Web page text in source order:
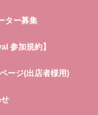
ター募集
参加規約】
ージ(出店者様用)